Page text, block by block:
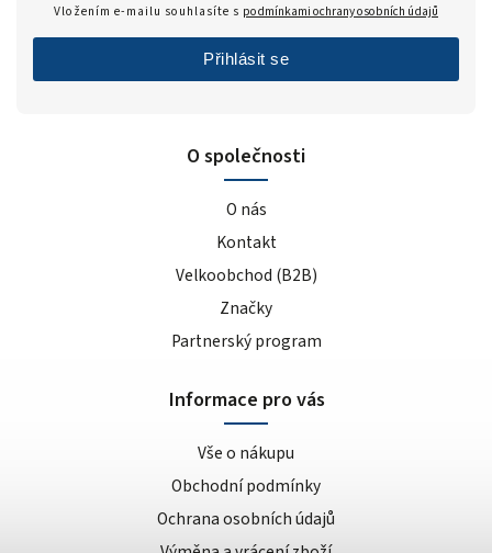
O společnosti
O nás
Kontakt
Velkoobchod (B2B)
Značky
Partnerský program
Informace pro vás
Vše o nákupu
Obchodní podmínky
Ochrana osobních údajů
Vložením e-mailu souhlasíte s podmínkami ochrany osobních údajů
Přihlásit se